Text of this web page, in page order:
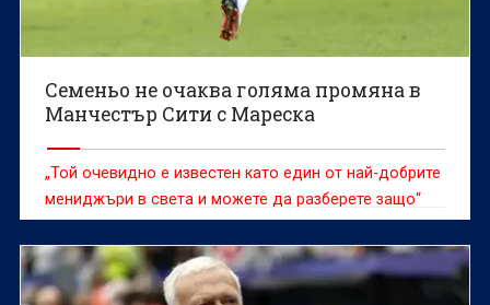
Семеньо не очаква голяма промяна в
Манчестър Сити с Мареска
„Той очевидно е известен като един от най-добрите
мениджъри в света и можете да разберете защо“